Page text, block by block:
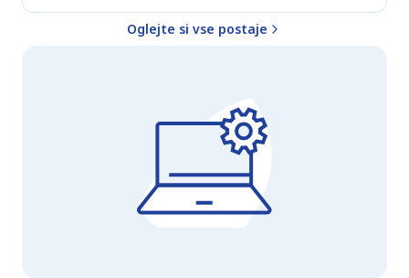
Oglejte si vse postaje